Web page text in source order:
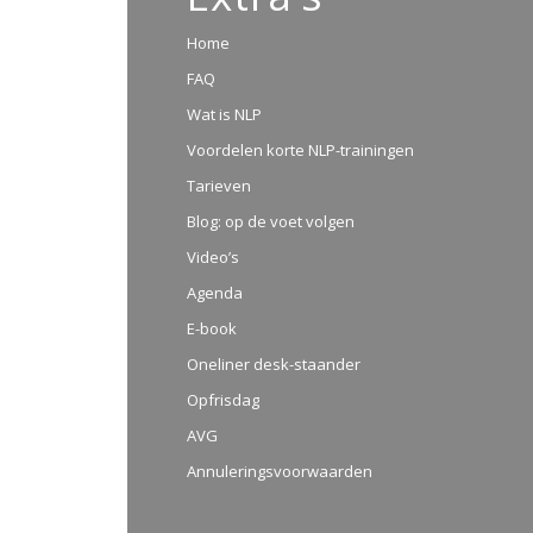
Home
FAQ
Wat is NLP
Voordelen korte NLP-trainingen
Tarieven
Blog: op de voet volgen
Video’s
Agenda
E-book
Oneliner desk-staander
Opfrisdag
AVG
Annuleringsvoorwaarden